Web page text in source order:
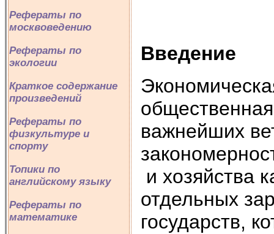
Рефераты по
москвоведению
Рефераты по
экологии
Краткое содержание
произведений
Рефераты по
физкультуре и
спорту
Топики по
английскому языку
Рефераты по
математике
Введение
важнейших
и хозяйства
отдельных
государств,